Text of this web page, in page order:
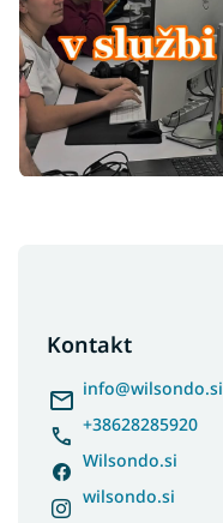
Kontakt
info@wilsondo.si
+38628285920
Wilsondo.si
wilsondo.si